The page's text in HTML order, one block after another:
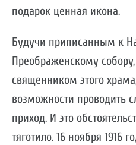
подарок ценная икона.
Будучи приписанным к
Преображенскому
священником этого
возможности проводить
приход. И это
тяготило. 16 ноября 1916